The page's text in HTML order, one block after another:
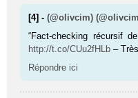
[4] -(@olivcim)
“Fact-checking récursif
http://t.co/CUu2fHLb –
Répondre ici